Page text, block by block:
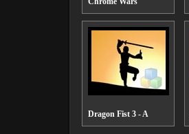
Dragon Fist 3 - A